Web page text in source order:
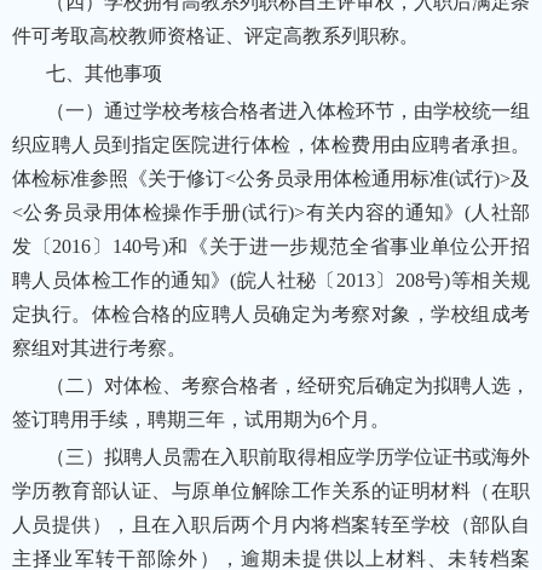
件可考取高校教师资格证、评定高教系列职称。
七、其他事项
（一）通过学校考核合格者进入体检环节，由学校统一组
织应聘人员到指定医院进行体检，体检费用由应聘者承担。
体检标准参照《关于修订<公务员录用体检通用标准(试行)>及
<公务员录用体检操作手册(试行)>有关内容的通知》(人社部
发〔2016〕140号)和《关于进一步规范全省事业单位公开招
聘人员体检工作的通知》(皖人社秘〔2013〕208号)等相关规
定执行。体检合格的应聘人员确定为考察对象，学校组成考
察组对其进行考察。
（二）对体检、考察合格者，经研究后确定为拟聘人选，
签订聘用手续，聘期三年，试用期为6个月。
（三）拟聘人员需在入职前取得相应学历学位证书或海外
学历教育部认证、与原单位解除工作关系的证明材料（在职
人员提供），且在入职后两个月内将档案转至学校（部队自
主择业军转干部除外），逾期未提供以上材料、未转档案